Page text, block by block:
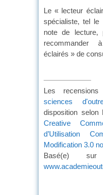
Le « lecteur
spécialiste, tel le
note de lecture,
recommander
éclairés » de
Les
sciences
disposition
Creative
d’Utilisation
Modification 3.0
Basé(e)